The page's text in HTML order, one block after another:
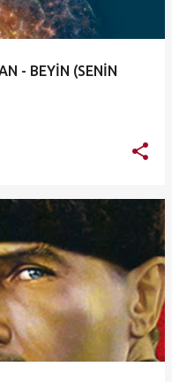
- BEYİN (SENİN